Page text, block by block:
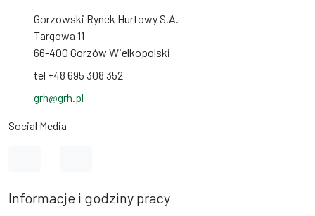
Gorzowski Rynek Hurtowy S.A.
Targowa 11
66-400 Gorzów Wielkopolski
tel +48 695 308 352
grh@grh.pl
Social Media
Informacje i godziny pracy